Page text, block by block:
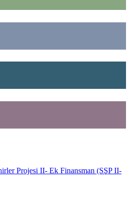
Projesi II- Ek Finansman (SŞP II-